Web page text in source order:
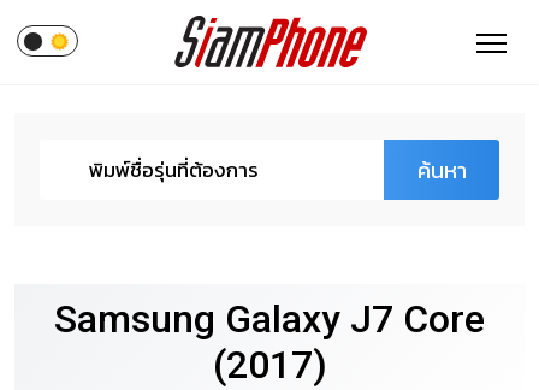
ค้นหา
Samsung Galaxy J7 Core
(2017)